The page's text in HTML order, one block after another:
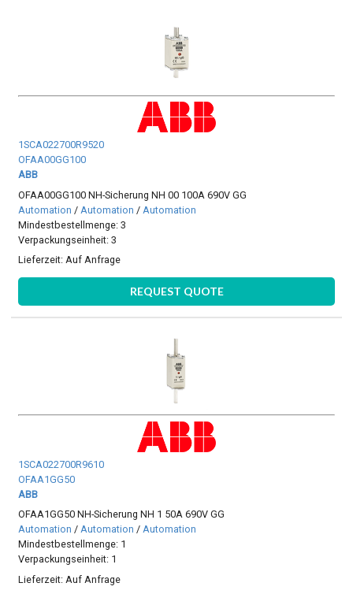
1SCA022700R9520
OFAA00GG100
ABB
OFAA00GG100 NH-Sicherung NH 00 100A 690V GG
Automation / Automation / Automation
Mindestbestellmenge: 3
Verpackungseinheit: 3
Lieferzeit:Auf Anfrage
REQUEST QUOTE
1SCA022700R9610
OFAA1GG50
ABB
OFAA1GG50 NH-Sicherung NH 1 50A 690V GG
Automation /Automation /Automation
Mindestbestellmenge: 1
Verpackungseinheit: 1
Lieferzeit: Auf Anfrage